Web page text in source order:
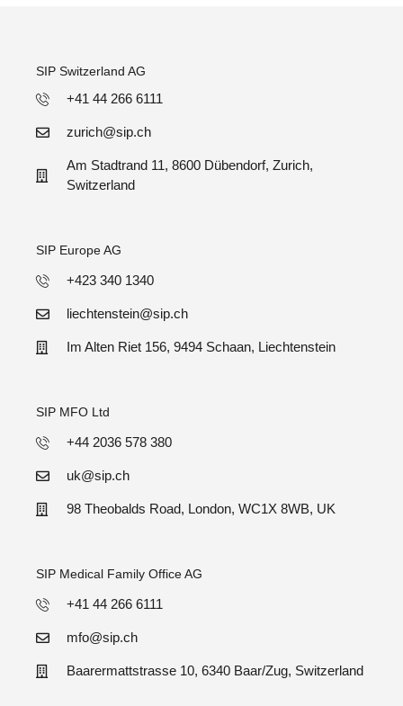
SIP Switzerland AG
+41 44 266 6111
zurich@sip.ch
Am Stadtrand 11, 8600 Dübendorf, Zurich,
Switzerland
SIP Europe AG
+423 340 1340
liechtenstein@sip.ch
Im Alten Riet 156, 9494 Schaan, Liechtenstein
SIP MFO Ltd
+44 2036 578 380
uk@sip.ch
98 Theobalds Road, London, WC1X 8WB, UK
SIP Medical Family Office AG
+41 44 266 6111
mfo@sip.ch
Baarermattstrasse 10, 6340 Baar/Zug, Switzerland